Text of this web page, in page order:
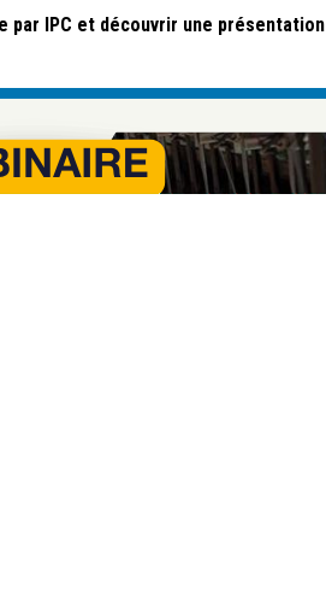
par IPC et découvrir une présentation